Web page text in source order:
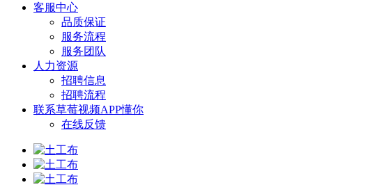
客服中心
品质保证
服务流程
服务团队
人力资源
招聘信息
招聘流程
联系草莓视频APP懂你
在线反馈